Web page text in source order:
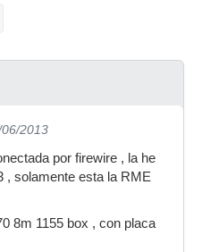
2013
por firewire , la he
, solamente esta la RME
8m 1155 box , con placa